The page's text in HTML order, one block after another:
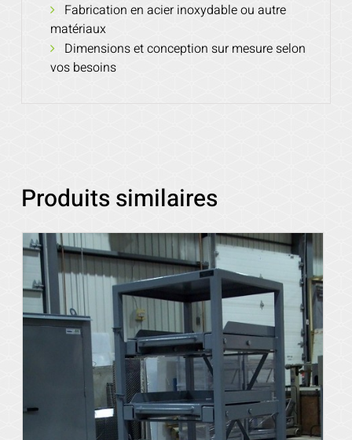
Fabrication en acier inoxydable ou autre
matériaux
Dimensions et conception sur mesure selon
vos besoins
Produits similaires